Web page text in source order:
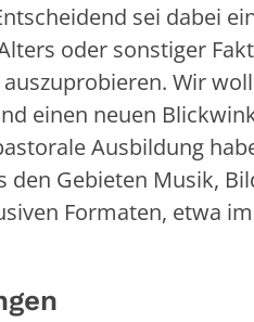
sei dabei
oder sonstiger
Wir
einen neuen
Ausbildung
Gebieten Musik,
Formaten, etwa